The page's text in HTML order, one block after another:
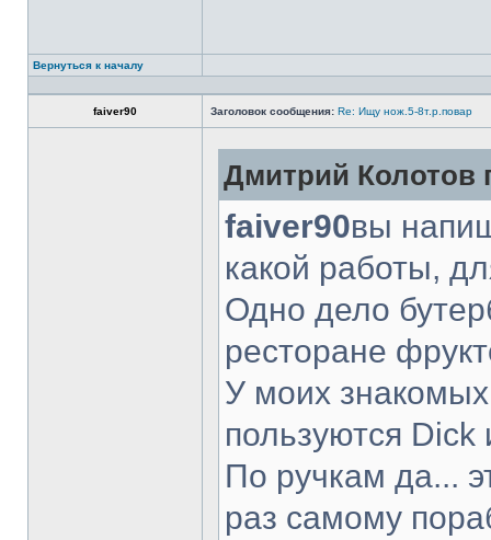
Вернуться к началу
faiver90 Заголовок сообщения: Re: Ищу нож.5-8т.р.повар
Дмитрий Колотов
faiver90вы
какой работы,
Одно дело
ресторане
У моих
пользуются Dick
По ручкам да...
раз самому